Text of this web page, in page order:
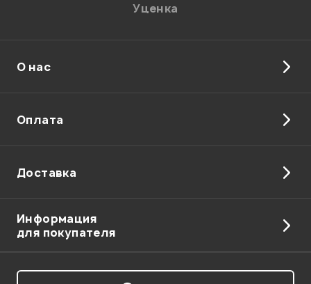
Отправить
Уценка
О нас
Оплата
Доставка
Информация
для покупателя